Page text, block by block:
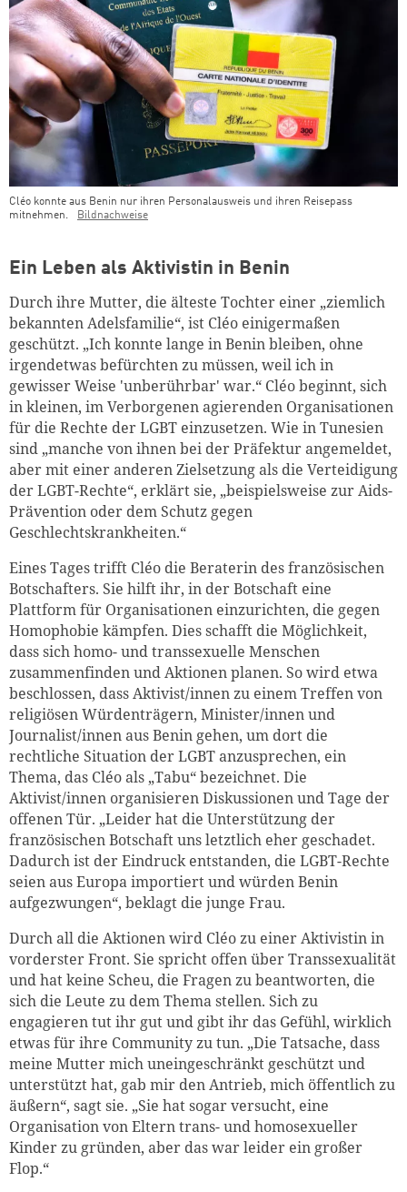
Cléo konnte aus Benin nur ihren Personalausweis und ihren Reisepass
mitnehmen.
Bildnachweise
Ein Leben als Aktivistin in Benin
Durch ihre Mutter, die älteste Tochter einer „ziemlich
bekannten Adelsfamilie“, ist Cléo einigermaßen
geschützt. „Ich konnte lange in Benin bleiben, ohne
irgendetwas befürchten zu müssen, weil ich in
gewisser Weise 'unberührbar' war.“ Cléo beginnt, sich
in kleinen, im Verborgenen agierenden Organisationen
für die Rechte der LGBT einzusetzen. Wie in Tunesien
sind „manche von ihnen bei der Präfektur angemeldet,
aber mit einer anderen Zielsetzung als die Verteidigung
der LGBT-Rechte“, erklärt sie, „beispielsweise zur Aids-
Prävention oder dem Schutz gegen
Geschlechtskrankheiten.“
Eines Tages trifft Cléo die Beraterin des französischen
Botschafters. Sie hilft ihr, in der Botschaft eine
Plattform für Organisationen einzurichten, die gegen
Homophobie kämpfen. Dies schafft die Möglichkeit,
dass sich homo- und transsexuelle Menschen
zusammenfinden und Aktionen planen. So wird etwa
beschlossen, dass Aktivist/innen zu einem Treffen von
religiösen Würdenträgern, Minister/innen und
Journalist/innen aus Benin gehen, um dort die
rechtliche Situation der LGBT anzusprechen, ein
Thema, das Cléo als „Tabu“ bezeichnet. Die
Aktivist/innen organisieren Diskussionen und Tage der
offenen Tür. „Leider hat die Unterstützung der
französischen Botschaft uns letztlich eher geschadet.
Dadurch ist der Eindruck entstanden, die LGBT-Rechte
seien aus Europa importiert und würden Benin
aufgezwungen“, beklagt die junge Frau.
Durch all die Aktionen wird Cléo zu einer Aktivistin in
vorderster Front. Sie spricht offen über Transsexualität
und hat keine Scheu, die Fragen zu beantworten, die
sich die Leute zu dem Thema stellen. Sich zu
engagieren tut ihr gut und gibt ihr das Gefühl, wirklich
etwas für ihre Community zu tun. „Die Tatsache, dass
meine Mutter mich uneingeschränkt geschützt und
unterstützt hat, gab mir den Antrieb, mich öffentlich zu
äußern“, sagt sie. „Sie hat sogar versucht, eine
Organisation von Eltern trans- und homosexueller
Kinder zu gründen, aber das war leider ein großer
Flop.“